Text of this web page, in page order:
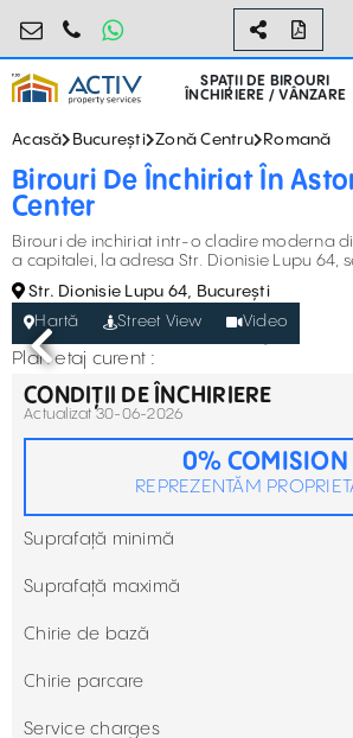
birouri@activpropertyservices.ro
0724.584.442
SPAȚII DE BIROURI
ÎNCHIRIERE / VÂNZARE
Acasă București Zonă Centru Romană
Birouri De Închiriat În
Center
Birouri de inchiriat intr-o cladire moderna
a capitalei, la adresa Str. Dionisie Lupu 64,
Str. Dionisie Lupu 64, București
Hartă
Street View Video
Plan etaj curent :
CONDIȚII DE ÎNCHIRIERE
Actualizat 30-06-2026
0% COMISION
REPREZENTĂM
Suprafață minimă
Suprafață maximă
Chirie de bază
Chirie parcare
Service charges